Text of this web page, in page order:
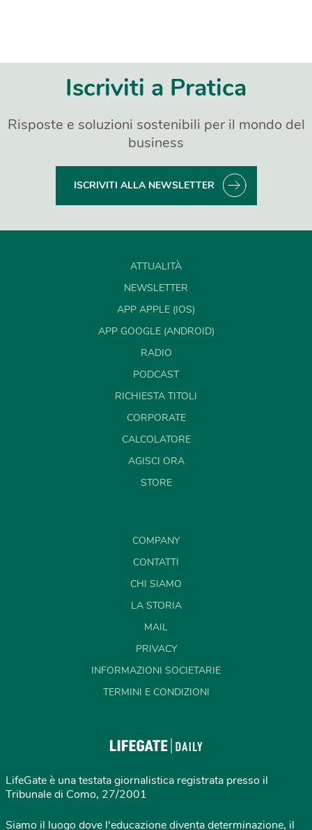
Iscriviti a Pratica
Risposte e soluzioni sostenibili per il mondo del
business
ISCRIVITI ALLA NEWSLETTER
ATTUALITÀ
NEWSLETTER
APP APPLE (IOS)
APP GOOGLE (ANDROID)
RADIO
PODCAST
RICHIESTA TITOLI
CORPORATE
CALCOLATORE
AGISCI ORA
STORE
COMPANY
CONTATTI
CHI SIAMO
LA STORIA
MAIL
PRIVACY
INFORMAZIONI SOCIETARIE
TERMINI E CONDIZIONI
LifeGate è una testata giornalistica registrata presso il
Tribunale di Como, 27/2001
Siamo il luogo dove l'educazione diventa determinazione, il